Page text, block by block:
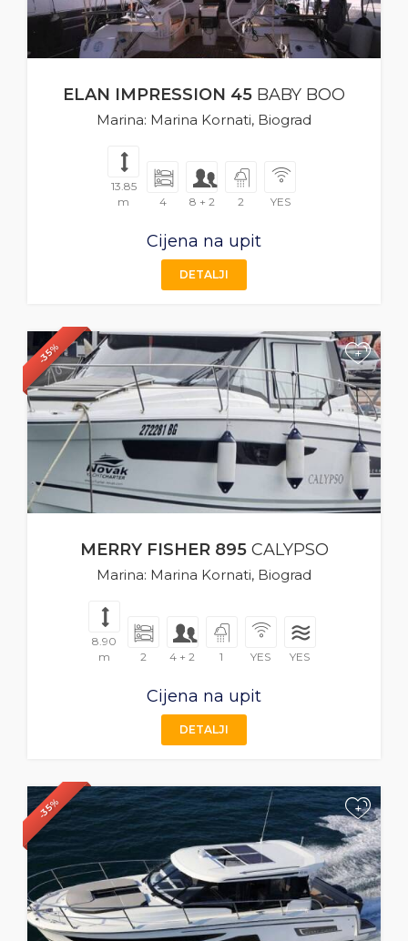
ELAN IMPRESSION 45 BABY BOO
Marina: Marina Kornati, Biograd
13.85
m
4 8 + 2 2 YES
Cijena na upit
DETALJI
-35% +
MERRY FISHER 895CALYPSO
Marina: Marina Kornati, Biograd
8.90
m
2 4 + 2 1 YES YES
Cijena na upit
DETALJI
-35% +